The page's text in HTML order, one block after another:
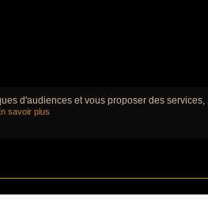
d'audiences et vous proposer des services,
savoir plus